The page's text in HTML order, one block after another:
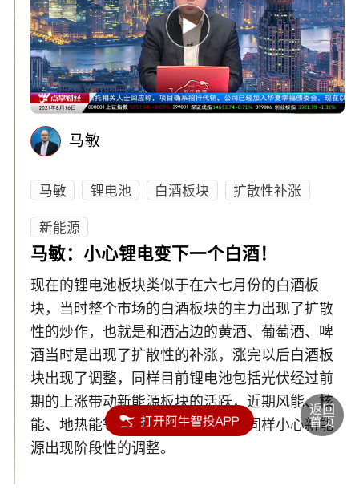
马敏
马敏 锂电池 白酒板块
扩散性补涨
新能源
马敏：小心锂电变下一个白酒！
现在的锂电池板块类似于在六七月份的白酒板
块，当时整个市场的白酒板块的主力出现了扩散
性的炒作，也就是和酒沾边的黄酒、葡萄酒、啤
酒当时是出现了扩散性的补涨，涨完以后白酒板
块出现了调整，同样目前锂电池包括光伏经过前
期的上涨带动新能源板块的活跃，近期风能、核
能、地热能等都出现了补涨，因此同样小心新能
源出现阶段性的调整。